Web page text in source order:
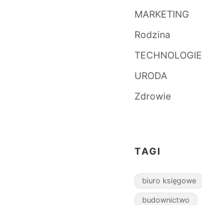
MARKETING
Rodzina
TECHNOLOGIE
URODA
Zdrowie
TAGI
biuro księgowe
budownictwo